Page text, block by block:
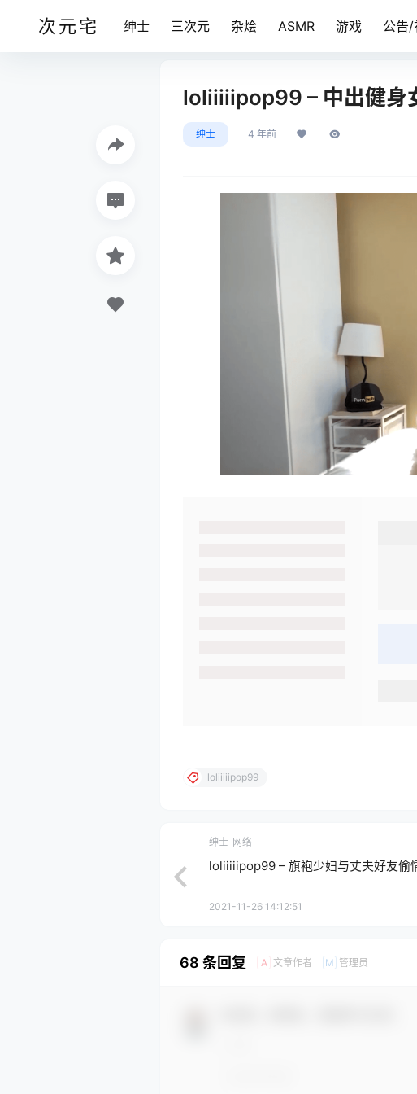
次元宅 绅士 三次元 杂烩 ASMR 游戏 公告/
loliiiiipop99 – 中出健身
绅士 4 年前
loliiiiipop99
绅士 网络
loliiiiipop99 – 旗袍少妇与丈夫好友偷
2021-11-26 14:12:51
68 条回复 A 文章作者 M 管理员